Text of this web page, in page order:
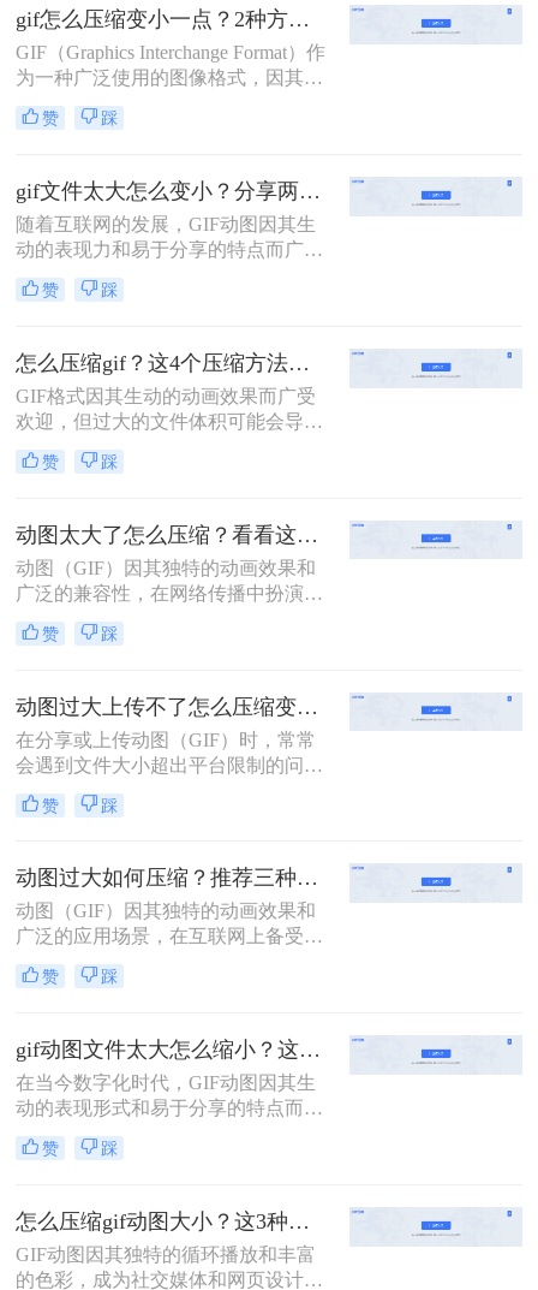
500kb呢？本文将介绍两种将动图压
缩到500KB的方法。
gif怎么压缩变小一点？2种方法帮你轻松压缩
GIF（Graphics Interchange Format）作
为一种广泛使用的图像格式，因其支
持动画和透明背景而深受欢迎。然
而，GIF文件往往因为包含大量颜色
影响网页加载速度或在社交媒体上分
享时的用户体验。那么gif怎么压缩变
小一点呢？本文将介绍两种实用的
GIF压缩方法，帮助你将GIF文件变
小，同时尽量保持图像质量。
赞 踩
gif文件太大怎么变小？分享两种方法详解！
随着互联网的发展，GIF动图因其生
动的表现力和易于分享的特点而广受
欢迎。然而，较大的GIF文件不仅占
用大量存储空间，还会拖慢网页加载
大怎么变小呢？本文将介绍两种不同
的方法来压缩GIF文件，使其体积变
得更小，同时尽量保持原有的动画效
果。
赞 踩
怎么压缩gif？这4个压缩方法快来学！
GIF格式因其生动的动画效果而广受
欢迎，但过大的文件体积可能会导致
网页加载速度变慢，影响用户体验。
因此，掌握怎么压缩gif至关重要。本
方法。
赞 踩
动图太大了怎么压缩？看看这三种高效方法详解！
动图（GIF）因其独特的动画效果和
广泛的兼容性，在网络传播中扮演着
重要角色。然而，过大的动图文件不
仅会影响加载速度，还可能占用过多
呢？本文将介绍三种动图压缩方法，
旨在帮助你轻松减小动图文件大小，
同时尽量保持其视觉质量。
赞 踩
动图过大上传不了怎么压缩变小？两招教你轻松压缩！
在分享或上传动图（GIF）时，常常
会遇到文件大小超出平台限制的问
题。为了解决这个问题，我们需要对
动图进行压缩以减小其文件大小。那
呢？别担心，本文将为你介绍两种简
单有效的动图压缩方法，帮助你轻松
解决这一困扰。
赞 踩
动图过大如何压缩？推荐三种高效压缩方法！
动图（GIF）因其独特的动画效果和
广泛的应用场景，在互联网上备受欢
迎。然而，当动图文件过大时，不仅
会影响加载速度，还可能因文件体积
享。那么动图过大如何压缩呢？本文
将介绍三种压缩动图文件的有效方
法。
赞 踩
gif动图文件太大怎么缩小？这二个压缩方法快学起来！
在当今数字化时代，GIF动图因其生
动的表现形式和易于分享的特点而广
受欢迎。然而，较大的GIF文件不仅
占用大量存储空间，还会拖慢网页加
文件太大怎么缩小呢？为了帮助您更
有效地管理这些动态图像，本文将介
绍两种不同的方法来压缩GIF文件，
使其体积变得更小，同时尽量保持原
赞 踩
怎么压缩gif动图大小？这3种方法帮你压缩！
GIF动图因其独特的循环播放和丰富
的色彩，成为社交媒体和网页设计中